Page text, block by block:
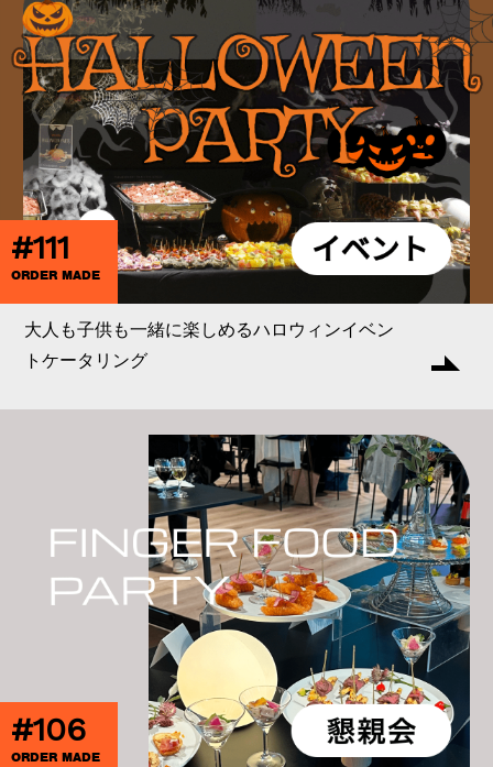
#111
ORDER MADE
大人も子供も一緒に楽しめるハロウィンイベン
トケータリング
#106
ORDER MADE